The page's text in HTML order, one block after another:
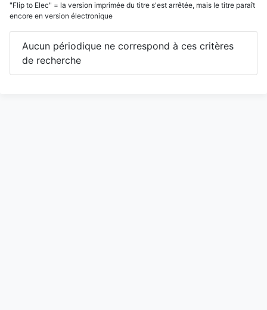
"Flip to Elec" = la version imprimée du titre s'est arrêtée, mais le titre paraît
encore en version électronique
Aucun périodique ne correspond à ces critères
de recherche